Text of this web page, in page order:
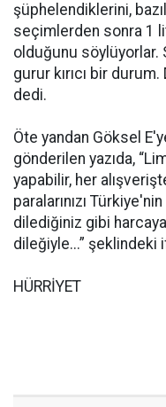
şüphelendiklerini,
seçimlerden sonra 1
olduğunu söylüyorlar.
gurur kırıcı bir
dedi.
Öte yandan Göksel
gönderilen yazıda,
yapabilir, her
paralarınızı
dilediğiniz gibi
dileğiyle...”
HÜRRİYET